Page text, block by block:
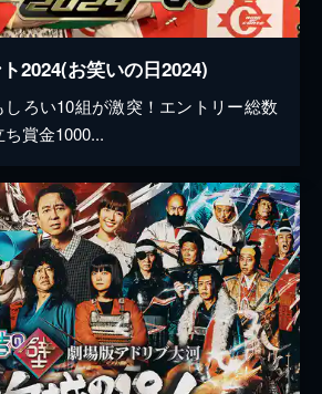
2024(お笑いの日2024)
ろい10組が激突！エントリー総数
賞金1000...